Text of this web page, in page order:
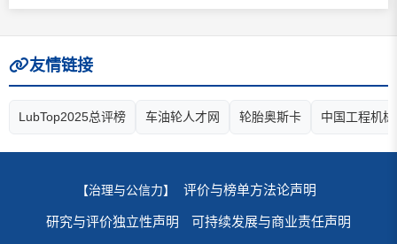
友情链接
LubTop2025总评榜 车油轮人才网 轮胎奥斯卡 中国工程机
【治理与公信力】 评价与榜单方法论声明
研究与评价独立性声明 可持续发展与商业责任声明